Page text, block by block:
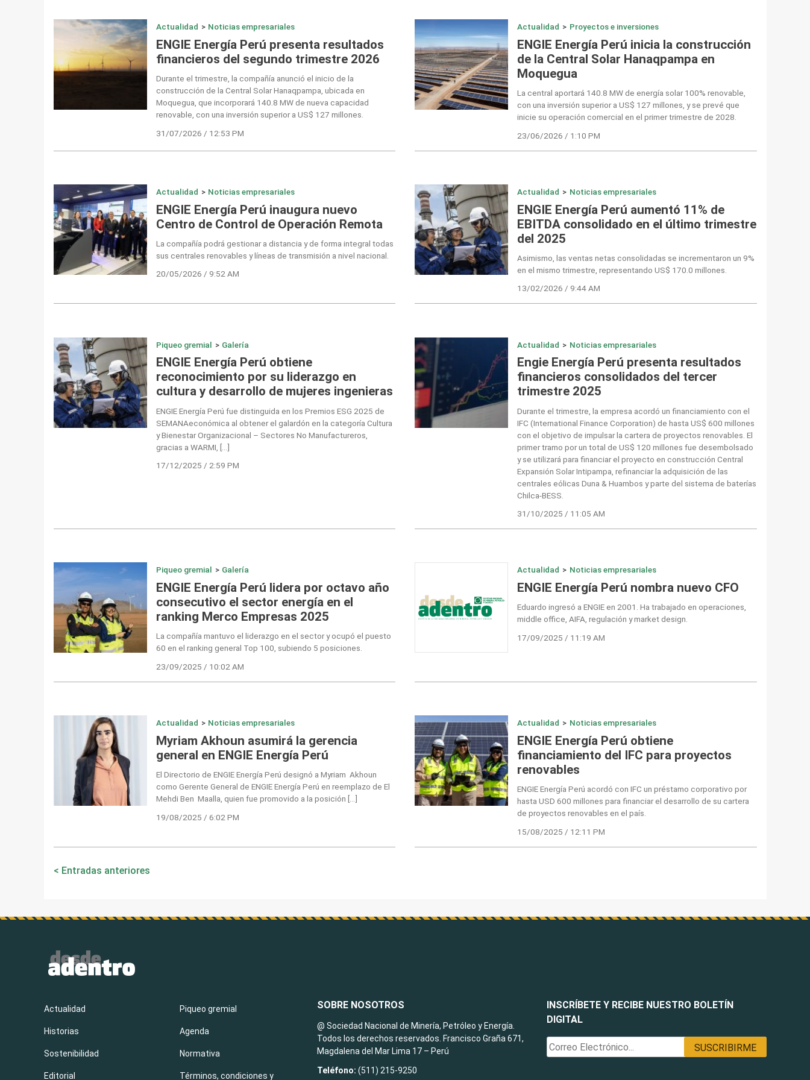
Actualidad > Noticias empresariales
ENGIE Energía Perú presenta resultados
financieros del segundo trimestre 2026
Durante el trimestre, la compañía anunció el inicio de la
construcción de la Central Solar Hanaqpampa, ubicada en
Moquegua, que incorporará 140.8 MW de nueva capacidad
renovable, con una inversión superior a US$ 127 millones.
31/07/2026 / 12:53 PM
Actualidad > Proyectos e inversiones
ENGIE Energía Perú inicia la construcción
de la Central Solar Hanaqpampa en
Moquegua
La central aportará 140.8 MW de energía solar 100% renovable,
con una inversión superior a US$ 127 millones, y se prevé que
inicie su operación comercial en el primer trimestre de 2028.
23/06/2026 / 1:10 PM
Actualidad > Noticias empresariales
ENGIE Energía Perú inaugura nuevo
Centro de Control de Operación Remota
La compañía podrá gestionar a distancia y de forma integral todas
sus centrales renovables y líneas de transmisión a nivel nacional.
20/05/2026 / 9:52 AM
Actualidad > Noticias empresariales
ENGIE Energía Perú aumentó 11% de
EBITDA consolidado en el último trimestre
del 2025
Asimismo, las ventas netas consolidadas se incrementaron un 9%
en el mismo trimestre, representando US$ 170.0 millones.
13/02/2026 / 9:44 AM
Piqueo gremial > Galería
ENGIE Energía Perú obtiene
reconocimiento por su liderazgo en
cultura y desarrollo de mujeres ingenieras
ENGIE Energía Perú fue distinguida en los Premios ESG 2025 de
SEMANAeconómica al obtener el galardón en la categoría Cultura
y Bienestar Organizacional – Sectores No Manufactureros,
gracias a WARMI, […]
17/12/2025 / 2:59 PM
Actualidad > Noticias empresariales
Engie Energía Perú presenta resultados
financieros consolidados del tercer
trimestre 2025
Durante el trimestre, la empresa acordó un financiamiento con el
IFC (International Finance Corporation) de hasta US$ 600 millones
con el objetivo de impulsar la cartera de proyectos renovables. El
primer tramo por un total de US$ 120 millones fue desembolsado
y se utilizará para financiar el proyecto en construcción Central
Expansión Solar Intipampa, refinanciar la adquisición de las
centrales eólicas Duna & Huambos y parte del sistema de baterías
Chilca-BESS.
31/10/2025 / 11:05 AM
Piqueo gremial > Galería
ENGIE Energía Perú lidera por octavo año
consecutivo el sector energía en el
ranking Merco Empresas 2025
La compañía mantuvo el liderazgo en el sector y ocupó el puesto
60 en el ranking general Top 100, subiendo 5 posiciones.
23/09/2025 / 10:02 AM
Actualidad > Noticias empresariales
ENGIE Energía Perú nombra nuevo CFO
Eduardo ingresó a ENGIE en 2001. Ha trabajado en operaciones,
middle office, AIFA, regulación y market design.
17/09/2025 / 11:19 AM
Actualidad > Noticias empresariales
Myriam Akhoun asumirá la gerencia
general en ENGIE Energía Perú
El Directorio de ENGIE Energía Perú designó a Myriam Akhoun
como Gerente General de ENGIE Energía Perú en reemplazo de El
Mehdi Ben Maalla, quien fue promovido a la posición […]
19/08/2025 / 6:02 PM
Actualidad > Noticias empresariales
ENGIE Energía Perú obtiene
financiamiento del IFC para proyectos
renovables
ENGIE Energía Perú acordó con IFC un préstamo corporativo por
hasta USD 600 millones para financiar el desarrollo de su cartera
de proyectos renovables en el país.
15/08/2025 / 12:11 PM
Navegación
Entradas anteriores
INSCRÍBETE Y RECIBE NUESTRO BOLETÍN
DIGITAL
Actualidad
Historias
Sostenibilidad
Editorial
Piqueo gremial
Agenda
Normativa
Términos, condiciones y
SOBRE NOSOTROS
@ Sociedad Nacional de Minería, Petróleo y Energía.
Todos los derechos reservados. Francisco Graña 671,
Magdalena del Mar Lima 17 – Perú
Teléfono: (511) 215-9250